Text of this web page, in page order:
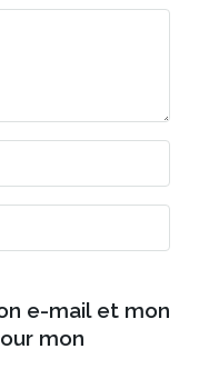
e-mail et mon
mon